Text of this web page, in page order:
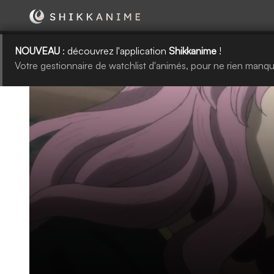
NOUVEAU : découvrez l'application Shikkanime !
Votre gestionnaire de watchlist d'animés, pour ne rien